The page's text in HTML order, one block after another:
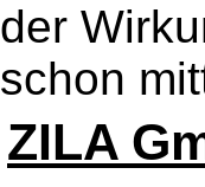
der
schon
ZILA